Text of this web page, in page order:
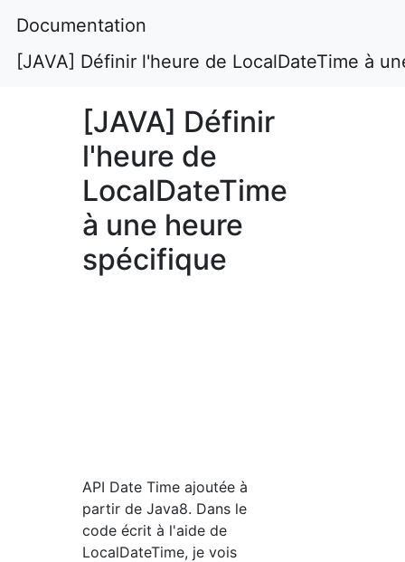
Documentation
[JAVA] Définir l'heure de LocalDateTime à
[JAVA] Définir
l'heure de
LocalDateTime
à une heure
spécifique
API Date Time ajoutée à
partir de Java8. Dans le
code écrit à l'aide de
LocalDateTime, je vois